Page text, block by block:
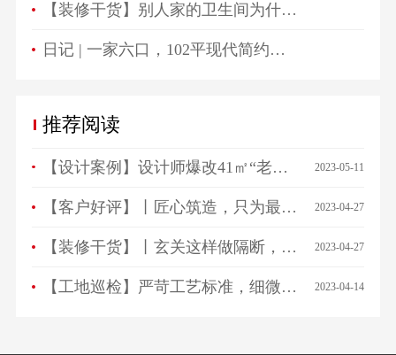
【装修干货】别人家的卫生间为什么总是这么好看？
日记 | 一家六口，102平现代简约高颜值生活空间！
推荐阅读
【设计案例】设计师爆改41㎡“老破小”，一房变三房，住祖孙三代五口人不拥挤！ 2023-05-11
【客户好评】丨匠心筑造，只为最美相遇，来看看ta们怎么说… 2023-04-27
【装修干货】丨玄关这样做隔断，一进门就被惊艳！ 2023-04-27
【工地巡检】严苛工艺标准，细微之处见品质！ 2023-04-14